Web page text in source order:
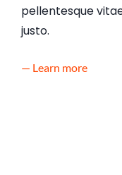
pellentesque
justo.
— Learn more